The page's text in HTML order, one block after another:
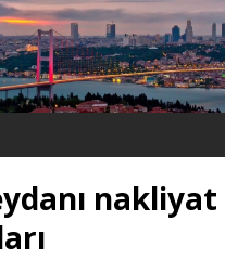
nakliyat